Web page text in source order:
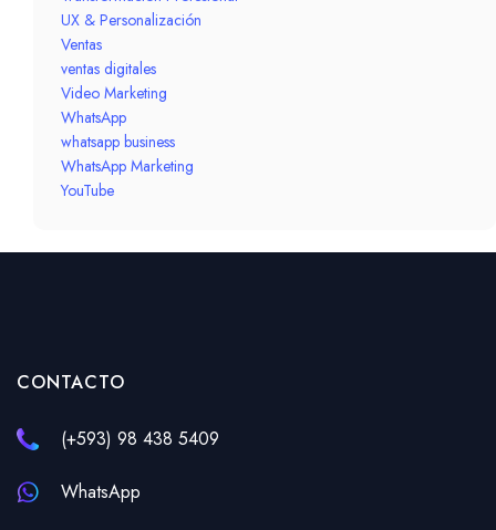
UX & Personalización
Ventas
ventas digitales
Video Marketing
WhatsApp
whatsapp business
WhatsApp Marketing
YouTube
CONTACTO
(+593) 98 438 5409
WhatsApp